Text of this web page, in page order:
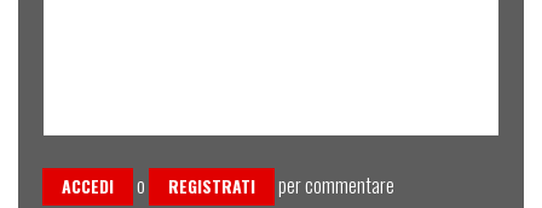
ACCEDI o REGISTRATI per commentare